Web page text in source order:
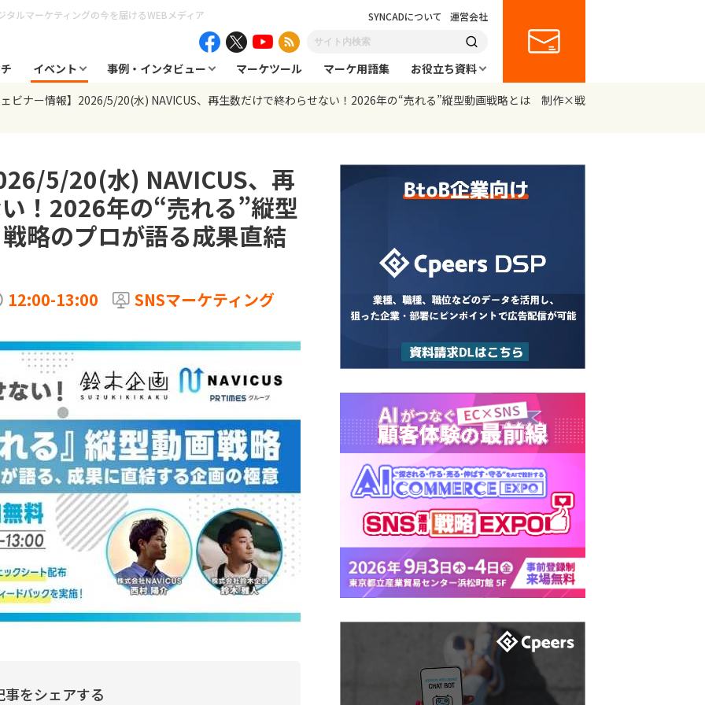
タルマーケティングの今を届けるWEBメディア SYNCADについて 運営会社
イベント 事例・インタビュー マーケツール マーケ用語集
お役立ち資料
ビナー情報】2026/5/20(水) NAVICUS、再生数だけで終わらせない！2026年の“売れる”縦型動画戦略とは 制作×戦
5/20(水) NAVICUS、再
！2026年の“売れる”縦型
のプロが語る成果直結
12:00-13:00 SNSマーケティング
事をシェアする